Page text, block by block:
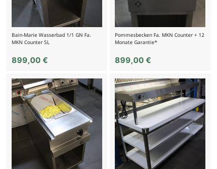
Bain-Marie Wasserbad 1/1 GN Fa.
MKN Counter SL
899,00 €
Pommesbecken Fa. MKN Counter + 12
Monate Garantie*
899,00€